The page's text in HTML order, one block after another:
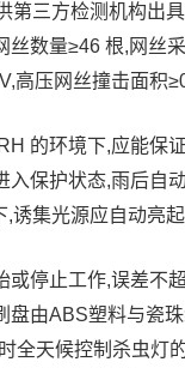
第三方检测机构出
数量≥46 根,网丝
高压网丝撞击面积
的环境下,应能保
入保护状态,雨后自
诱集光源应自动亮
或停止工作,误差不
盘由ABS塑料与瓷
全天候控制杀虫灯